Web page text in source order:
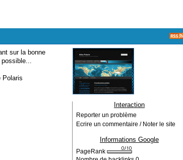
sur la bonne
Polaris
Interaction
Reporter un problème
Ecrire un commentaire / Noter le site
Informations Google
PageRank